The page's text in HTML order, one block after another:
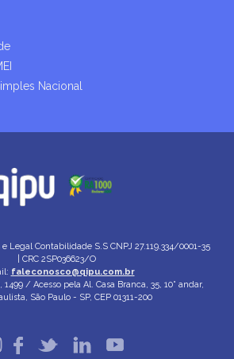
Nacional
Legal Contabilidade S.S CNPJ 27.119.334/0001-35
| CRC 2SP036623/O
faleconosco@qipu.com.br
1499 / Acesso pela Al. Casa Branca, 35, 10° andar,
São Paulo - SP, CEP 01311-200